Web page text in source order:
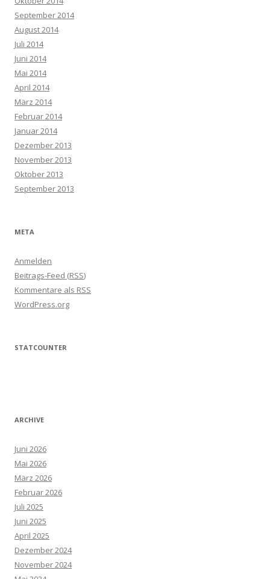
September 2014
August 2014
Juli 2014
Juni 2014
Mai 2014
April 2014
März 2014
Februar 2014
Januar 2014
Dezember 2013
November 2013
Oktober 2013
September 2013
META
Anmelden
Beitrags-Feed (RSS)
Kommentare als RSS
WordPress.org
STATCOUNTER
ARCHIVE
Juni 2026
Mai 2026
März 2026
Februar 2026
Juli 2025
Juni 2025
April 2025
Dezember 2024
November 2024